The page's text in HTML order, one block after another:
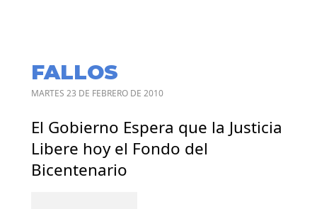
FALLOS
MARTES 23 DE FEBRERO DE 2010
El Gobierno Espera que la Justicia
Libere hoy el Fondo del
Bicentenario